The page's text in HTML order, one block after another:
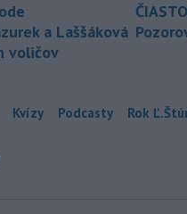
a Laššáková
voličov
Kvízy Podcasty Rok